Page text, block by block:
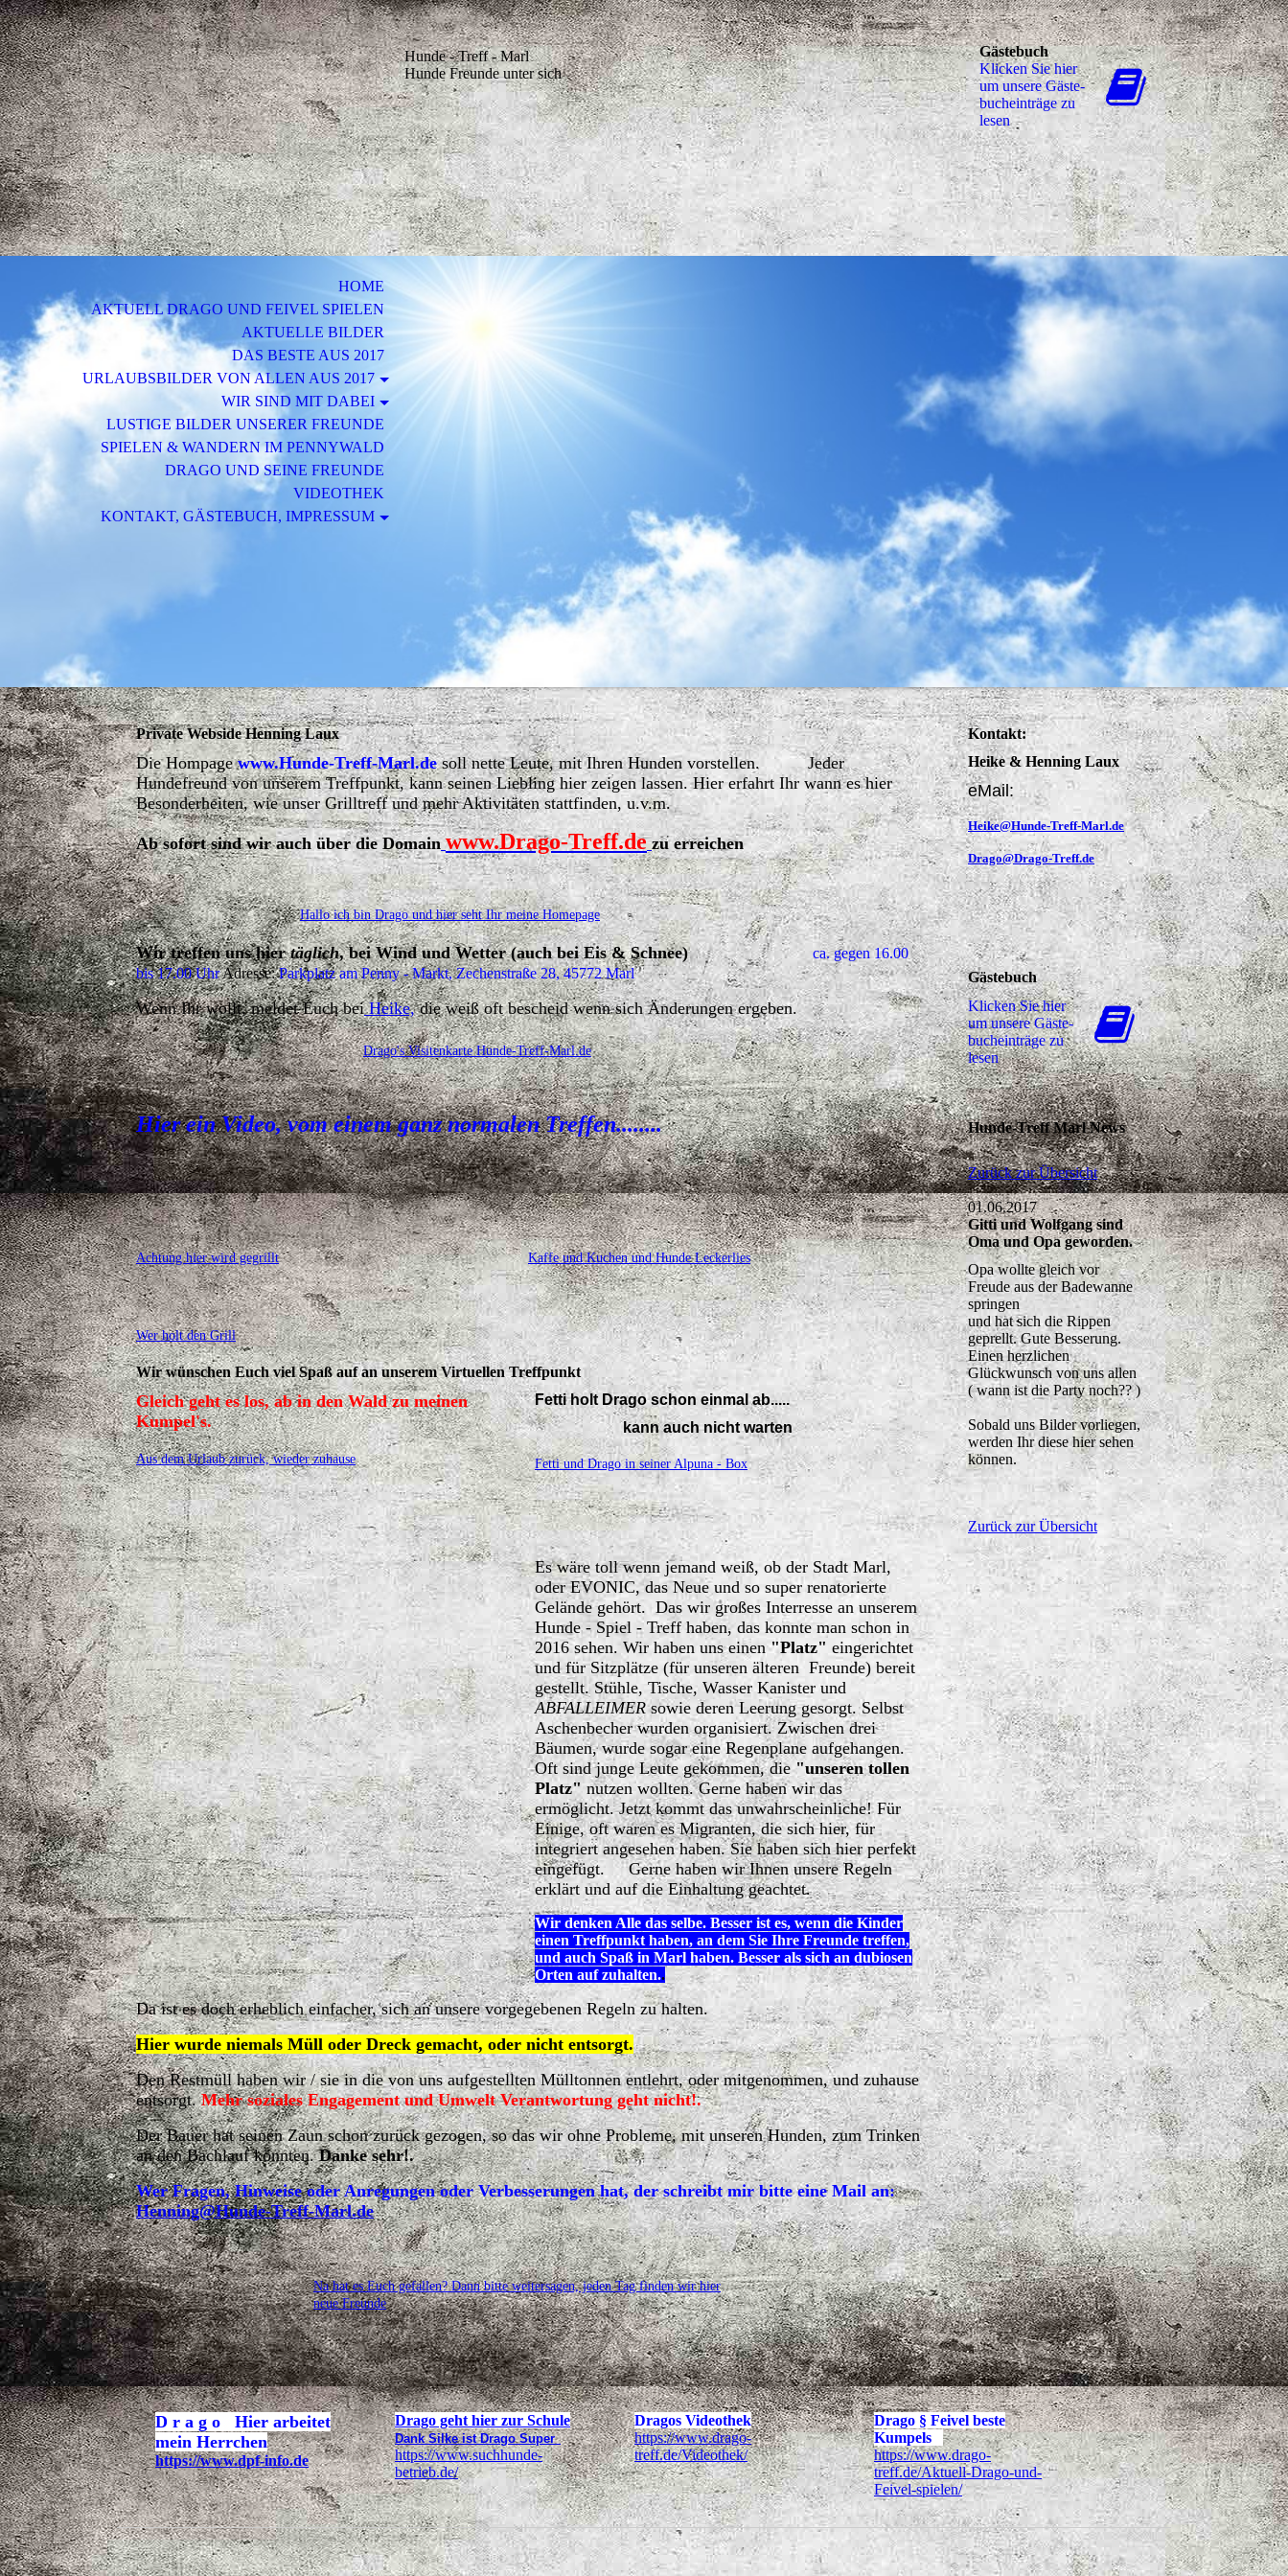
Hunde - Treff - Marl
Hunde Freunde unter sich
Gästebuch
Klicken Sie hier
um unsere Gäs­te­
buch­ein­trä­ge zu
lesen
HOME
AKTUELL DRAGO UND FEIVEL SPIELEN
AKTUELLE BILDER
DAS BESTE AUS 2017
URLAUBSBILDER VON ALLEN AUS 2017
WIR SIND MIT DABEI
LUSTIGE BILDER UNSERER FREUNDE
SPIELEN & WANDERN IM PENNYWALD
DRAGO UND SEINE FREUNDE
VIDEOTHEK
KONTAKT, GÄSTEBUCH, IMPRESSUM
Private Webside Henning Laux
Die Hompagewww.Hunde-Treff-Marl.desoll nette Leute, mit Ihren Hunden vorstellen. Jeder
Hundefreund von unserem Treffpunkt, kann seinen Liebling hier zeigen lassen. Hier erfahrt Ihr wann es hier
Besonderheiten, wie unser Grilltreff und mehr Aktivitäten stattfinden, u.v.m.
Ab sofort sind wir auch über die Domain www.Drago-Treff.de zu erreichen
Hallo ich bin Drago und hier seht Ihr meine Homepage
Wir treffen uns hiertäglich, bei Wind und Wetter (auch bei Eis & Schnee)
ca. gegen 16.00
bis 17.00 UhrAdresse:Parkplatz am Penny - Markt, Zechenstraße 28, 45772 Marl
Wenn Ihr wollt, meldet Euch beiHeike,die weiß oft bescheid wenn sich Änderungen ergeben.
Drago's Visitenkarte Hunde-Treff-Marl.de
Hier ein Video, vom einem ganz normalen Treffen........
Achtung hier wird gegrillt
Wer holt den Grill
Kaffe und Kuchen und Hunde Leckerlies
Wir wünschen Euch viel Spaß auf an unserem Virtuellen Treffpunkt
Gleich geht es los, ab in den Wald zu meinen
Kumpel's.
Aus dem Urlaub zurück, wieder zuhause
Fetti holt Drago schon einmal ab.....
kann auch nicht warten
Fetti und Drago in seiner Alpuna - Box
Es wäre toll wenn jemand weiß, ob der Stadt Marl,
oder EVONIC, das Neue und so super renatorierte
Gelände gehört. Das wir großes Interresse an unserem
Hunde - Spiel - Treff haben, das konnte man schon in
2016 sehen. Wir haben uns einen"Platz" eingerichtet
und für Sitzplätze (für unseren älteren Freunde) bereit
gestellt. Stühle, Tische, Wasser Kanister und
ABFALLEIMERsowie deren Leerung gesorgt. Selbst
Aschenbecher wurden organisiert. Zwischen drei
Bäumen, wurde sogar eine Regenplane aufgehangen.
Oft sind junge Leute gekommen, die"unseren tollen
Platz"nutzen wollten. Gerne haben wir das
ermöglicht. Jetzt kommt das unwahrscheinliche! Für
Einige, oft waren es Migranten, die sich hier, für
integriert angesehen haben. Sie haben sich hier perfekt
eingefügt. Gerne haben wir Ihnen unsere Regeln
erklärt und auf die Einhaltung geachtet.
Wir denken Alle das selbe. Besser ist es, wenn die Kinder
einen Treffpunkt haben, an dem Sie Ihre Freunde treffen,
und auch Spaß in Marl haben. Besser als sich an dubiosen
Orten auf zuhalten..
Da ist es doch erheblich einfacher, sich an unsere vorgegebenen Regeln zu halten.
Hier wurde niemals Müll oder Dreck gemacht, oder nicht entsorgt.
Den Restmüll haben wir / sie in die von uns aufgestellten Mülltonnen entlehrt, oder mitgenommen, und zuhause
entsorgt.Mehr soziales Engagement und Umwelt Verantwortung geht nicht!.
Der Bauer hat seinen Zaun schon zurück gezogen, so das wir ohne Probleme, mit unseren Hunden, zum Trinken
an den Bachlauf könnten.Danke sehr!.
Wer Fragen, Hinweise oder Anregungen oder Verbesserungen hat, der schreibt mir bitte eine Mail an:
Henning@Hunde-Treff-Marl.de
Na hat es Euch gefallen? Dann bitte weitersagen, jeden Tag finden wir hier
neue Freunde
Kontakt:
Heike & Henning Laux
eMail:
Heike@Hunde-Treff-Marl.de
Drago@Drago-Treff.de
Gästebuch
Klicken Sie hier
um unsere Gäs­te­
buch­ein­trä­ge zu
lesen
Hunde-Treff Marl News
Zurück zur Übersicht
01.06.2017
Gitti und Wolfgang sind
Oma und Opa geworden.
Opa wollte gleich vor
Freude aus der Badewanne
springen
und hat sich die Rippen
geprellt. Gute Besserung.
Einen herzlichen
Glückwunsch von uns allen
( wann ist die Party noch?? )
Sobald uns Bilder vorliegen,
werden Ihr diese hier sehen
können.
Zurück zur Übersicht
D r a g o Hier arbeitet
mein Herrchen
https://www.dpf-info.de
Drago geht hier zur Schule
Dank Silke ist Drago Super
https://www.suchhunde-
betrieb.de/
Dragos Videothek
https://www.drago-
treff.de/Videothek/
Drago § Feivel beste
Kumpels
https://www.drago-
treff.de/Aktuell-Drago-und-
Feivel-spielen/